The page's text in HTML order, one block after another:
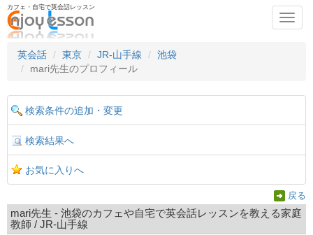
カフェ・自宅で英会話レッスン
英会話
東京 JR-山手線
池袋
mari先生のプロフィール
検索条件の追加・変更
検索結果へ
お気に入りへ
戻る
mari先生 - 池袋のカフェや自宅で英会話レッスンを教える家庭
教師 / JR-山手線